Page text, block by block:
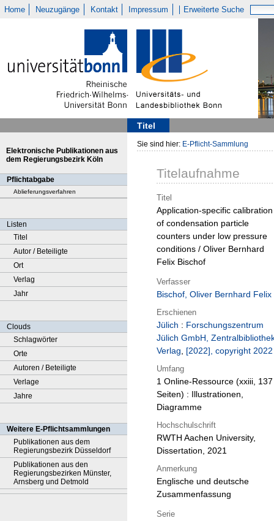
Home Neuzugänge Kontakt Impressum Erweiterte Suche
Titel
Elektronische Publikationen aus
dem Regierungsbezirk Köln
Pflichtabgabe
Ablieferungsverfahren
Listen
Titel
Autor / Beteiligte
Ort
Verlag
Jahr
Clouds
Schlagwörter
Orte
Autoren / Beteiligte
Verlage
Jahre
Weitere E-Pflichtsammlungen
Publikationen aus dem
Regierungsbezirk Düsseldorf
Publikationen aus den
Regierungsbezirken Münster,
Arnsberg und Detmold
Sie sind hier: E-Pflicht-Sammlung
Titelaufnahme
Titel
Application-specific calibration
of condensation particle
counters under low pressure
conditions / Oliver Bernhard
Felix Bischof
Verfasser
Bischof, Oliver Bernhard Felix
Erschienen
Jülich : Forschungszentrum
Jülich GmbH,
Verlag, [2022], copyright 2022
Umfang
1 Online-Ressource (xxiii, 137
Seiten) : Illustrationen,
Diagramme
Hochschulschrift
RWTH Aachen University,
Dissertation, 2021
Anmerkung
Englische und deutsche
Zusammenfassung
Serie